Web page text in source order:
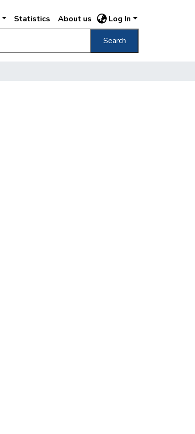
Statistics About us Log In
Search